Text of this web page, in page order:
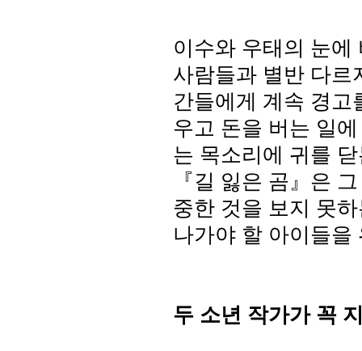
이수와 우태의 눈
사람들과 별반 다르
간들에게 계속 경고
우고 돈을 버는 일
는 목소리에 귀를
『길 잃은 곰』은
중한 것을 보지 못
나가야 할 아이들을
두 소년 작가가 꼭